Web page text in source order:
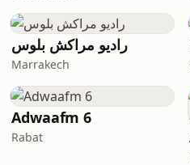
راديو مراكش بلوس
Marrakech
Adwaafm 6
Rabat